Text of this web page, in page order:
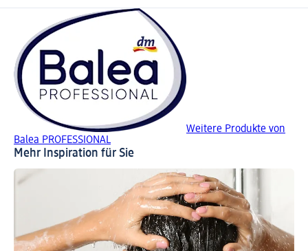
Weitere Produkte von
Balea PROFESSIONAL
Mehr Inspiration für Sie